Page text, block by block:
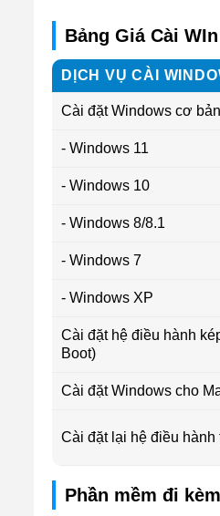
Bảng Giá Cài
DỊCH VỤ CÀI
Cài đặt Windows cơ bản
- Windows 11
- Windows 10
- Windows 8/8.1
- Windows 7
- Windows XP
Cài đặt hệ điều hành
Boot)
Cài đặt Windows cho
Cài đặt lại hệ điều hành
Phần mềm đi